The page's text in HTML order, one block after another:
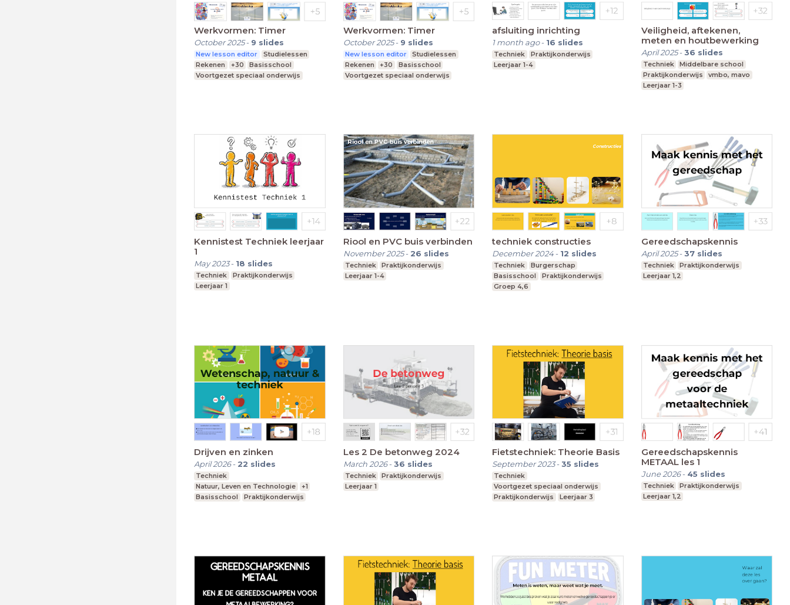
Werkvormen: Timer
October 2025- 9 slides
New lesson editor
Studielessen
Rekenen
+30
Basisschool
Voortgezet speciaal onderwijs
Werkvormen: Timer
October 2025- 9 slides
New lesson editor
Studielessen
Rekenen
+30
Basisschool
Voortgezet speciaal onderwijs
afsluiting inrichting
1 month ago- 16 slides
Techniek
Praktijkonderwijs
Leerjaar 1-4
Veiligheid, aftekenen,
meten en houtbewerking
April 2025-36 slides
Techniek
Middelbare school
Praktijkonderwijs
vmbo, mavo
Leerjaar 1-3
Kennistest Techniek leerjaar
1
May 2023- 18 slides
Techniek
Praktijkonderwijs
Leerjaar 1
Riool en PVC buis verbinden
November 2025- 26 slides
Techniek
Praktijkonderwijs
Leerjaar 1-4
techniek constructies
December 2024- 12 slides
Techniek
Burgerschap
Basisschool
Praktijkonderwijs
Groep 4,6
Gereedschapskennis
April 2025-37 slides
Techniek
Praktijkonderwijs
Leerjaar 1,2
Drijven en zinken
April 2026- 22 slides
Techniek
Natuur, Leven en Technologie
+1
Basisschool
Praktijkonderwijs
Les 2 De betonweg 2024
March 2026-36 slides
Techniek
Praktijkonderwijs
Leerjaar 1
Fietstechniek: Theorie Basis
September 2023-35 slides
Techniek
Voortgezet speciaal onderwijs
Praktijkonderwijs
Leerjaar 3
Gereedschapskennis
METAAL les 1
June 2026- 45 slides
Techniek
Praktijkonderwijs
Leerjaar 1,2